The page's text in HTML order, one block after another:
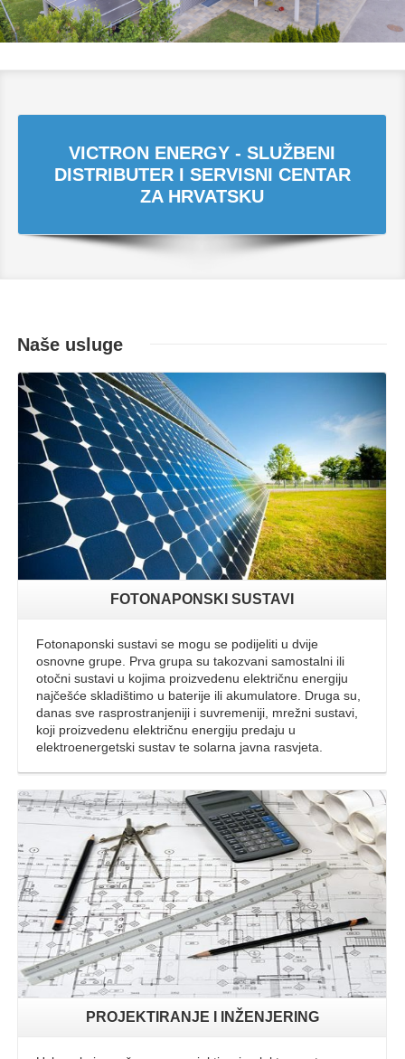
VICTRON ENERGY - SLUŽBENI
DISTRIBUTER I SERVISNI CENTAR
ZA HRVATSKU
Naše usluge
Opširnije
FOTONAPONSKI SUSTAVI
Fotonaponski sustavi se mogu se podijeliti u dvije
osnovne grupe. Prva grupa su takozvani samostalni ili
otočni sustavi u kojima proizvedenu električnu energiju
najčešće skladištimo u baterije ili akumulatore. Druga su,
danas sve rasprostranjeniji i suvremeniji, mrežni sustavi,
koji proizvedenu električnu energiju predaju u
elektroenergetski sustav te solarna javna rasvjeta.
Opširnije
PROJEKTIRANJE I INŽENJERING